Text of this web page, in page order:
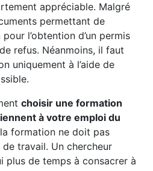
appréciable. Malgré
permettant de
l’obtention d’un permis
refus. Néanmoins, il faut
uniquement à l’aide de
choisir une formation
à votre emploi du
formation ne doit pas
travail. Un chercheur
plus de temps à consacrer à